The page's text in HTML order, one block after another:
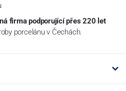
firma podporující přes 220 let
porcelánu v Čechách.